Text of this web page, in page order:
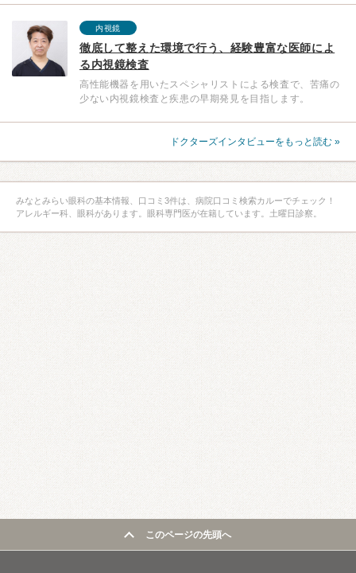
内視鏡
徹底して整えた環境で行う、経験豊富な医師によ
る内視鏡検査
高性能機器を用いたスペシャリストによる検査で、苦痛の
少ない内視鏡検査と疾患の早期発見を目指します。
ドクターズインタビューをもっと読む »
みなとみらい眼科の基本情報、口コミ3件は、病院口コミ検索カルーでチェック！
アレルギー科、眼科があります。眼科専門医が在籍しています。土曜日診察。
このページの先頭へ